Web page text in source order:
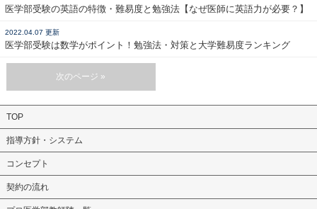
医学部受験の英語の特徴・難易度と勉強法【なぜ医師に英語力が必要？】
2022.04.07 更新
医学部受験は数学がポイント！勉強法・対策と大学難易度ランキング
次のページ »
TOP
指導方針・システム
コンセプト
契約の流れ